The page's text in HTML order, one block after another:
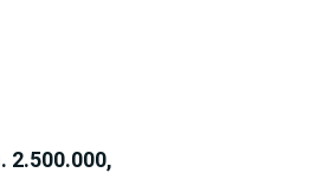
2.500.000,